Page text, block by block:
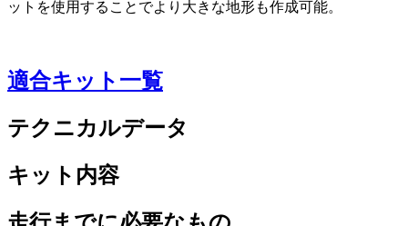
ットを使用することでより大きな地形も作成可能。
適合キット一覧
テクニカルデータ
キット内容